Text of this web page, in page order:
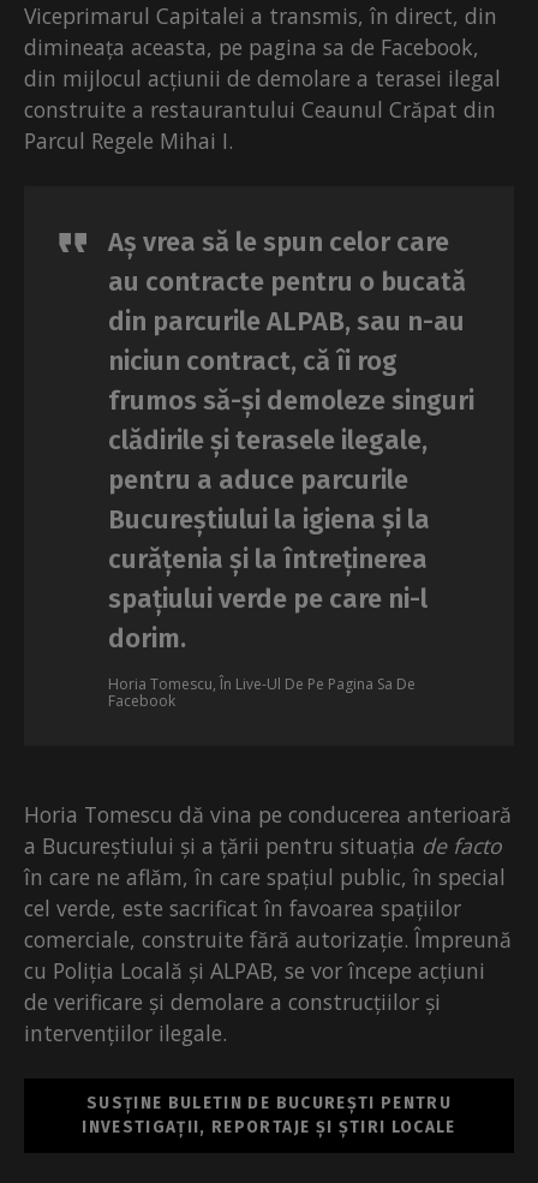
Viceprimarul Capitalei a transmis, în direct, din
dimineața aceasta, pe pagina sa de Facebook,
din mijlocul acțiunii de demolare a terasei ilegal
construite a restaurantului Ceaunul Crăpat din
Parcul Regele Mihai I.
Aș vrea să le spun celor care
au contracte pentru o bucată
din parcurile ALPAB, sau n-au
niciun contract, că îi rog
frumos să-și demoleze singuri
clădirile și terasele ilegale,
pentru a aduce parcurile
Bucureștiului la igiena și la
curățenia și la întreținerea
spațiului verde pe care ni-l
dorim.
Horia Tomescu, În Live-Ul De Pe Pagina Sa De
Facebook
Horia Tomescu dă vina pe conducerea anterioară
a Bucureștiului și a țării pentru situația de facto
în care ne aflăm, în care spațiul public, în special
cel verde, este sacrificat în favoarea spațiilor
comerciale, construite fără autorizație. Împreună
cu Poliția Locală și ALPAB, se vor începe acțiuni
de verificare și demolare a construcțiilor și
intervențiilor ilegale.
SUSȚINE BULETIN DE BUCUREȘTI PENTRU
INVESTIGAȚII, REPORTAJE ȘI ȘTIRI LOCALE